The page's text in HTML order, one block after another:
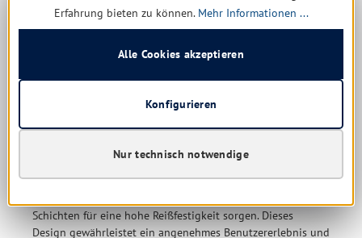
4-lagiges Toilettenpapier geeignet ist.
4-lagiges Toilettenpapier: Kombination
aus Weichheit und Stärke
Der Schlüssel zum 4-lagigen Toilettenpapier liegt in der
Wissenschaft hinter den Schichten. Die vier Lagen sind so
gestaltet, dass sie eine einzigartige Kombination aus
Weichheit und Stärke bieten. Die obere Lage ist auf
Schichten für eine hohe Reißfestigkeit sorgen. Dieses
Design gewährleistet ein angenehmes Benutzererlebnis und
Erfahrung bieten zu können. Mehr Informationen ...
Nur technisch notwendige
Konfigurieren
Alle Cookies akzeptieren